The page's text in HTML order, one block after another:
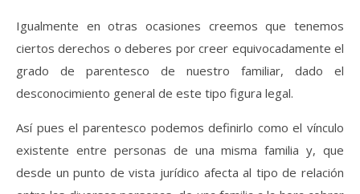
Igualmente en otras ocasiones creemos que tenemos
ciertos derechos o deberes por creer equivocadamente el
grado de parentesco de nuestro familiar, dado el
desconocimiento general de este tipo figura legal.
Así pues el parentesco podemos definirlo como el vínculo
existente entre personas de una misma familia y, que
desde un punto de vista jurídico afecta al tipo de relación